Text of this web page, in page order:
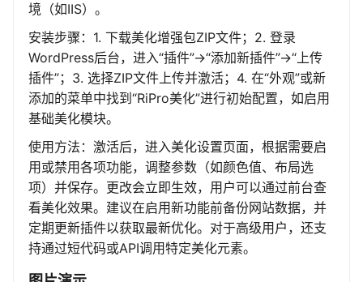
境（如IIS）。
安装步骤：1. 下载美化增强包ZIP文件；2. 登录
WordPress后台，进入“插件”->“添加新插件”->“上传
插件”；3. 选择ZIP文件上传并激活；4. 在“外观”或新
添加的菜单中找到“RiPro美化”进行初始配置，如启用
基础美化模块。
使用方法：激活后，进入美化设置页面，根据需要启
用或禁用各项功能，调整参数（如颜色值、布局选
项）并保存。更改会立即生效，用户可以通过前台查
看美化效果。建议在启用新功能前备份网站数据，并
定期更新插件以获取最新优化。对于高级用户，还支
持通过短代码或API调用特定美化元素。